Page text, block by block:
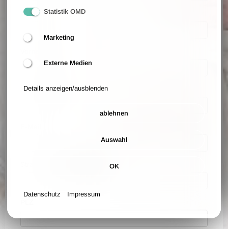
Anrede
Nachname
Statistik OMD
Marketing
Externe Medien
Details anzeigen/ausblenden
ablehnen
Auswahl
OK
Datenschutz Impressum